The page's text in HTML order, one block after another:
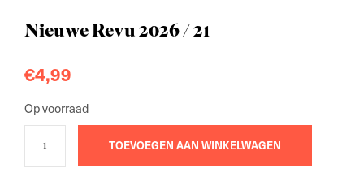
Nieuwe Revu 2026 / 21
€4,99
Op voorraad
TOEVOEGEN AAN WINKELWAGEN